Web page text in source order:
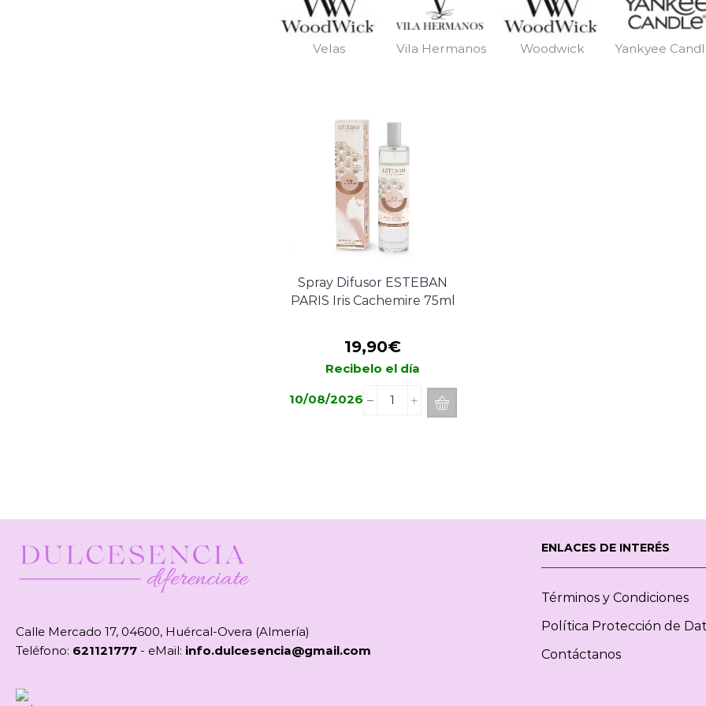
Velas Vila Hermanos Woodwick Yankyee
Spray Difusor ESTEBAN
PARIS Iris Cachemire 75ml
19,90€
Recibelo el día
10/08/2026
Spray
cantidad
Calle Mercado 17, 04600, Huércal-Overa (Almería)
Teléfono: 621121777 - eMail: info.dulcesencia@gmail.com
ENLACES DE INTERÉS
Términos y Condiciones
Política Protección de
Contáctanos